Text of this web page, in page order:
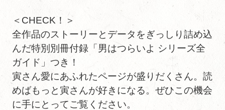
＜CHECK！＞
全作品のストーリーとデータをぎっしり詰め込
んだ特別別冊付録「男はつらいよ シリーズ全
ガイド」つき！
寅さん愛にあふれたページが盛りだくさん。読
めばもっと寅さんが好きになる。ぜひこの機会
に手にとってご覧ください。